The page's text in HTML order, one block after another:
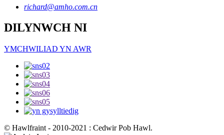
richard@amho.com.cn
DILYNWCH NI
YMCHWILIAD YN AWR
© Hawlfraint - 2010-2021 : Cedwir Pob Hawl.